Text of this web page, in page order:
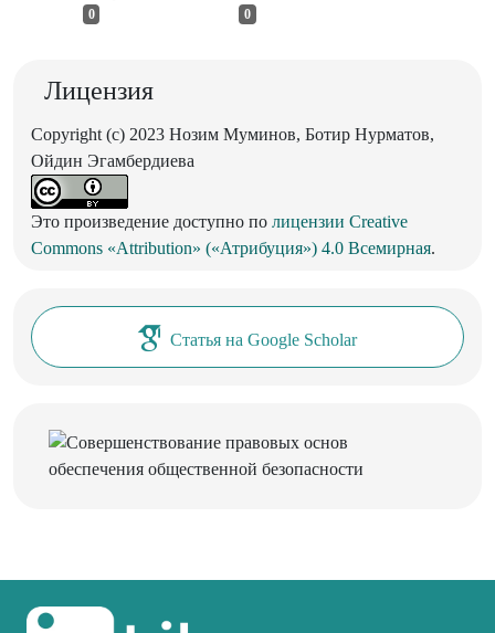
0 0
Лицензия
Copyright (c) 2023 Нозим Муминов, Ботир Нурматов,
Ойдин Эгамбердиева
Это произведение доступно по лицензии Creative
Commons «Attribution» («Атрибуция») 4.0 Всемирная.
Статья на Google Scholar